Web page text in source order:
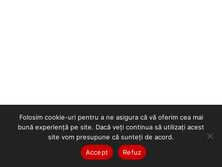
Folosim cookie-uri pentru a ne asigura că vă oferim cea mai
bună experiență pe site. Dacă veți continua să utilizați acest
site vom presupune că sunteți de acord.
Accept
Refuz